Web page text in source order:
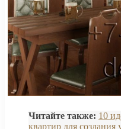
Читайте также: 10
квартир для